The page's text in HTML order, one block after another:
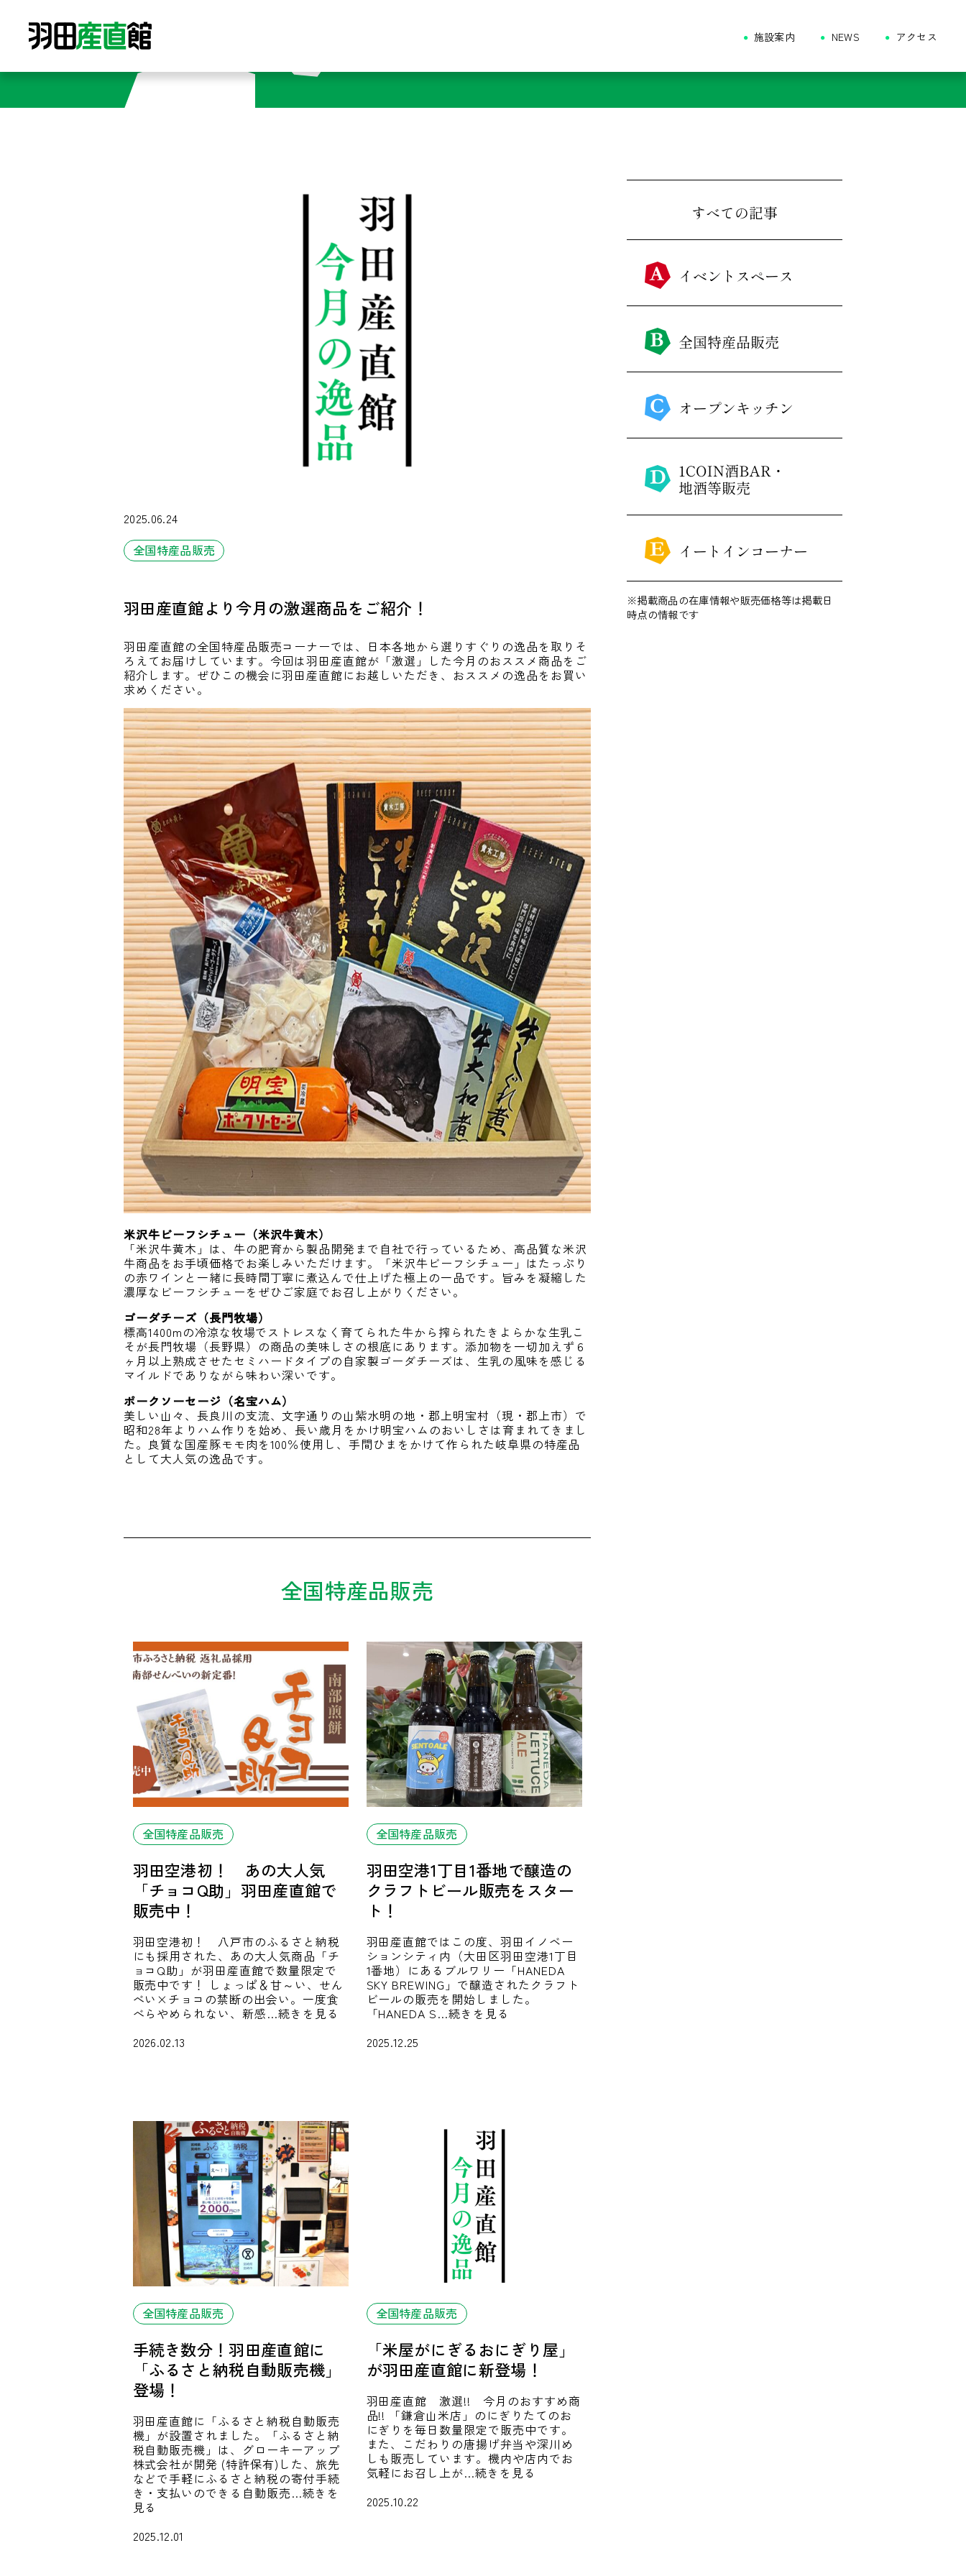
施設案内 NEWS アクセス
2025.06.24
全国特産品販売
羽田産直館より今月の激選商品をご紹介！
羽田産直館の全国特産品販売コーナーでは、日本各地から選りすぐりの逸品を取りそ
ろえてお届けしています。今回は羽田産直館が「激選」した今月のおススメ商品をご
紹介します。ぜひこの機会に羽田産直館にお越しいただき、おススメの逸品をお買い
求めください。
米沢牛ビーフシチュー（米沢牛黄木）
「米沢牛黄木」は、牛の肥育から製品開発まで自社で行っているため、高品質な米沢
牛商品をお手頃価格でお楽しみいただけます。「米沢牛ビーフシチュー」はたっぷり
の赤ワインと一緒に長時間丁寧に煮込んで仕上げた極上の一品です。旨みを凝縮した
濃厚なビーフシチューをぜひご家庭でお召し上がりください。
ゴーダチーズ（長門牧場）
標高1400mの冷涼な牧場でストレスなく育てられた牛から搾られたきよらかな生乳こ
そが長門牧場（長野県）の商品の美味しさの根底にあります。添加物を一切加えず６
ヶ月以上熟成させたセミハードタイプの自家製ゴーダチーズは、生乳の風味を感じる
マイルドでありながら味わい深いです。
ポークソーセージ（名宝ハム）
美しい山々、長良川の支流、文字通りの山紫水明の地・郡上明宝村（現・郡上市）で
昭和28年よりハム作りを始め、長い歳月をかけ明宝ハムのおいしさは育まれてきまし
た。良質な国産豚モモ肉を100％使用し、手間ひまをかけて作られた岐阜県の特産品
として大人気の逸品です。
全国特産品販売
全国特産品販売
羽田空港初！ あの大人気
「チョコQ助」羽田産直館で
販売中！
羽田空港初！ 八戸市のふるさと納税
にも採用された、あの大人気商品「チ
ョコQ助」が羽田産直館で数量限定で
販売中です！ しょっぱ＆甘～い、せん
べい×チョコの禁断の出会い。一度食
べらやめられない、新感…続きを見る
2026.02.13
全国特産品販売
羽田空港1丁目1番地で醸造の
クラフトビール販売をスター
ト！
羽田産直館ではこの度、羽田イノベー
ションシティ内（大田区羽田空港1丁目
1番地）にあるブルワリー「HANEDA
SKY BREWING」で醸造されたクラフト
ビールの販売を開始しました。
「HANEDA S…続きを見る
2025.12.25
全国特産品販売
手続き数分！羽田産直館に
「ふるさと納税自動販売機」
登場！
羽田産直館に「ふるさと納税自動販売
機」が設置されました。「ふるさと納
税自動販売機」は、グローキーアップ
株式会社が開発 (特許保有)した、旅先
などで手軽にふるさと納税の寄付手続
き・支払いのできる自動販売…続きを
見る
2025.12.01
全国特産品販売
「米屋がにぎるおにぎり屋」
が羽田産直館に新登場！
羽田産直館 激選!! 今月のおすすめ商
品!! 「鎌倉山米店」のにぎりたてのお
にぎりを毎日数量限定で販売中です。
また、こだわりの唐揚げ弁当や深川め
しも販売しています。機内や店内でお
気軽にお召し上が…続きを見る
2025.10.22
※掲載商品の在庫情報や販売価格等は掲載日
時点の情報です